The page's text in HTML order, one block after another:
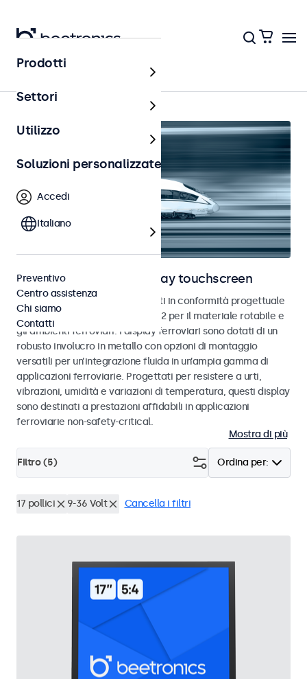
Ferrovia
Monitor ferroviari e display touchscreen
Monitor e touchscreen sviluppati in conformità progettuale
alle norme EN 50155 e EN 45545-2 per il materiale rotabile e
gli ambienti ferroviari. I display ferroviari sono dotati di un
robusto involucro in metallo con opzioni di montaggio
versatili per un’integrazione fluida in un’ampia gamma di
applicazioni ferroviarie. Progettati per resistere a urti,
vibrazioni, umidità e variazioni di temperatura, questi display
sono destinati a prestazioni affidabili in applicazioni
ferroviarie non-safety-critical.
Mostra di più
Ordina per:
Filtro (5)
17 pollici 9-36 Volt Cancella i filtri
Prodotti
Settori
Utilizzo
Soluzioni personalizzate
Accedi
Italiano
Preventivo
Centro assistenza
Chi siamo
Contatti